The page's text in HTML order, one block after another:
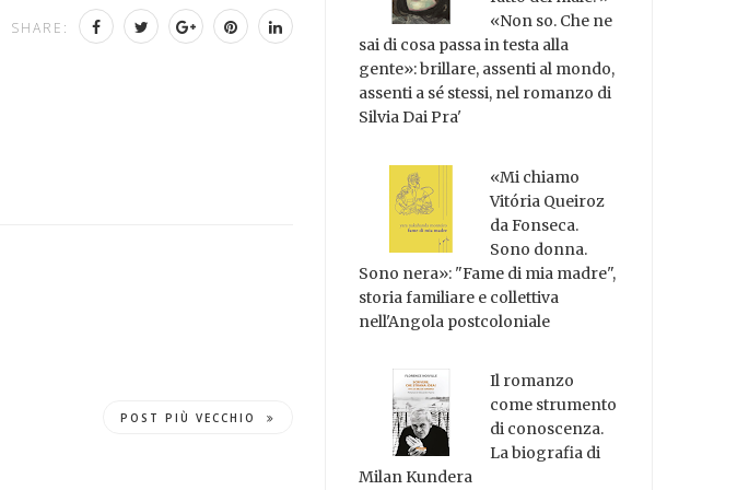
SHARE:
POST PIÙ VECCHIO
«Non so. Che ne
sai di cosa passa in testa alla
gente»: brillare, assenti al mondo,
assenti a sé stessi, nel romanzo di
Silvia Dai Pra'
«Mi chiamo
Vitória Queiroz
da Fonseca.
Sono donna.
Sono nera»: "Fame di mia madre",
storia familiare e collettiva
nell'Angola postcoloniale
Il romanzo
come strumento
di conoscenza.
La biografia di
Milan Kundera